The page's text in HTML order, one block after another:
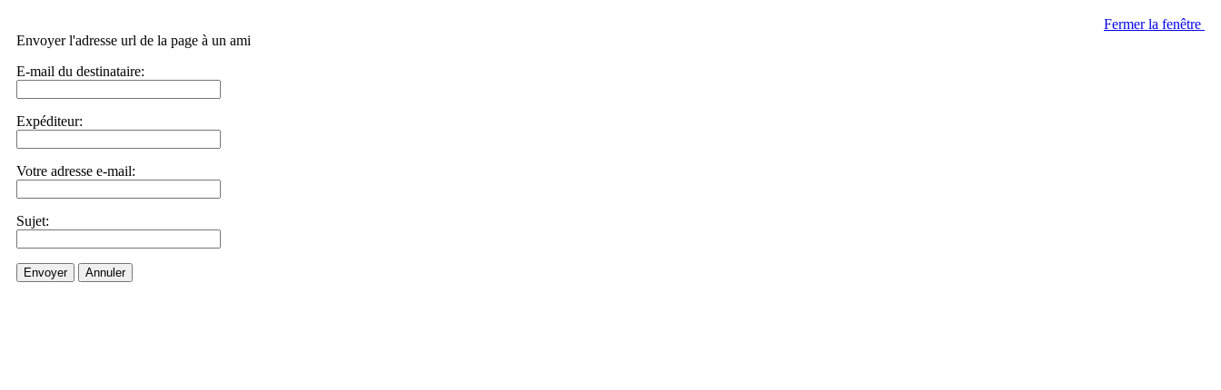
Fermer la fenêtre
Envoyer l'adresse url de la page à un ami
E-mail du destinataire:
Expéditeur:
Votre adresse e-mail:
Sujet:
Envoyer Annuler